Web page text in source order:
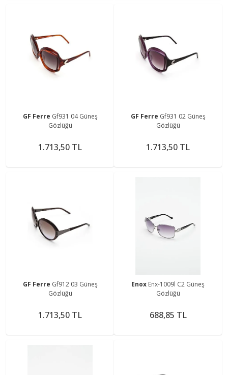
GF Ferre Gf931 04 Güneş
Gözlüğü
1.713,50 TL
GF Ferre Gf931 02 Güneş
Gözlüğü
1.713,50 TL
GF Ferre Gf912 03 Güneş
Gözlüğü
1.713,50 TL
Enox Enx-1009l C2 Güneş
Gözlüğü
688,85 TL